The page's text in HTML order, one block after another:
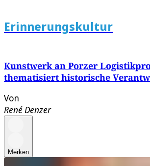
Erinnerungskultur
Kunstwerk an Porzer
thematisiert historische
Von
René Denzer
Merken